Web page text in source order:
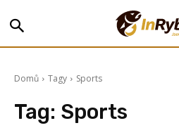
Domů Tagy Sports
Tag: Sports